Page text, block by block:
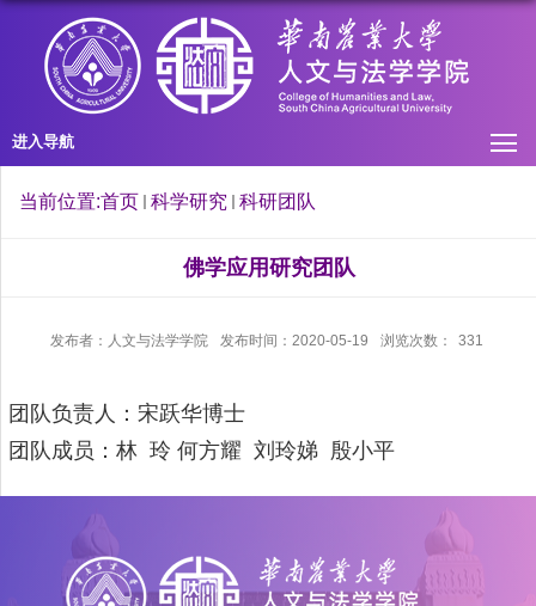
进入导航
当前位置:首页 科学研究 科研团队
佛学应用研究团队
发布者：人文与法学学院 发布时间：2020-05-19 浏览次数： 331
团队负责人：宋跃华博士
团队成员：林 玲 何方耀 刘玲娣 殷小平